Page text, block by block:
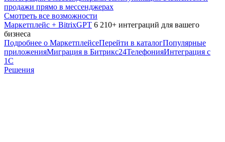
продажи прямо в мессенджерах
Смотреть все возможности
Маркетплейс + BitrixGPT 6 210+ интеграций для вашего
бизнеса
Подробнее о МаркетплейсеПерейти в каталогПопулярные
приложенияМиграция в Битрикс24ТелефонияИнтеграция с
1С
Решения